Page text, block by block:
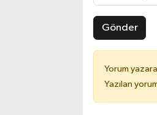
Gönder
Yorum
Yazılan